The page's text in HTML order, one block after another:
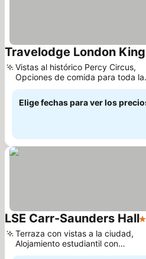
Travelodge London
Vistas al histórico Percy Circus,
Opciones de comida para toda la
familia
Elige fechas para ver los
LSE Carr-Saunders Hall2
Terraza con vistas a la ciudad,
Alojamiento estudiantil con
servicios de hotel